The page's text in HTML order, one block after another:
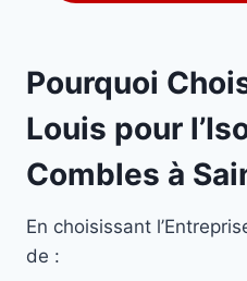
Pourquoi
Louis pour
Combles à
En choisissant
de :